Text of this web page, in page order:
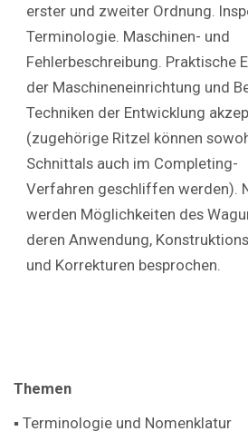
erster und zweiter Ordnung.
Terminologie. Maschinen- und
Fehlerbeschreibung. Praktische
der Maschineneinrichtung und
Techniken der Entwicklung
(zugehörige Ritzel können
Schnittals auch im Completing-
Verfahren geschliffen werden).
werden Möglichkeiten des
deren Anwendung,
und Korrekturen besprochen.
Themen
▪ Terminologie und Nomenklatur